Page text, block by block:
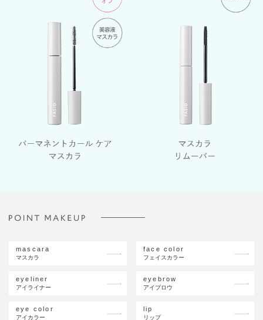
mascara
マスカラ
face color
フェイスカラー
eyeliner
アイライナー
eyebrow
アイブロウ
eye color
アイカラー
lip
リップ